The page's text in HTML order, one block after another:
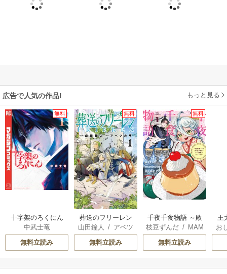
広告で人気の作品! もっと見る
無料
十字架のろくにん
中武士竜
無料立読み
無料
葬送のフリーレン
山田鐘人
/ アベツ
カサ
無料立読み
無料
千夜千食物語 ～敗
国の姫ですが氷の
皇子殿下がどうも
溺愛してくれてい
枝豆ずんだ/ MAM
AKOTO/鴉羽凛燈
無料立読み
王
こ
二
お